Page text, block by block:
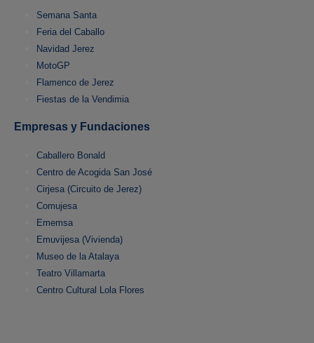
Semana Santa
Feria del Caballo
Navidad Jerez
MotoGP
Flamenco de Jerez
Fiestas de la Vendimia
Empresas y Fundaciones
Caballero Bonald
Centro de Acogida San José
Cirjesa (Circuito de Jerez)
Comujesa
Ememsa
Emuvijesa (Vivienda)
Museo de la Atalaya
Teatro Villamarta
Centro Cultural Lola Flores